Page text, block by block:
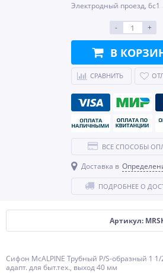
Артикул:
Сифон McALPINE Трубный P/S-образный 1
адапт. для быт.тех., выход 40 мм
Электродный проезд, 6с1
- +
В
СРАВНИТЬ
ВСЕ СПОСОБЫ
Доставка в
ПОДРОБНЕЕ О